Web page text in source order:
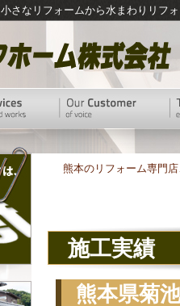
小さなリフォームから水まわりリフ
熊本のリフォーム専門
施工実績
熊本県菊